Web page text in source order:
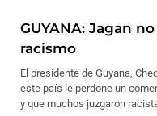
GUYANA: Jagan
racismo
El presidente de Guyana,
este país le perdone un
y que muchos juzgaron